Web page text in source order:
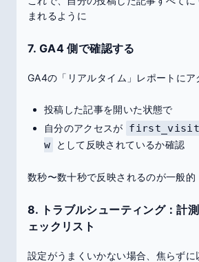
まれるように
7. GA4 側で確認する
GA4の「リアルタイム」レポートにア
投稿した記事を開いた状態で
自分のアクセスが first_visit
w
として反映されているか確認
数秒〜数十秒で反映されるのが一般的
8. トラブルシューティング：計
ェックリスト
設定がうまくいかない場合、焦らずに